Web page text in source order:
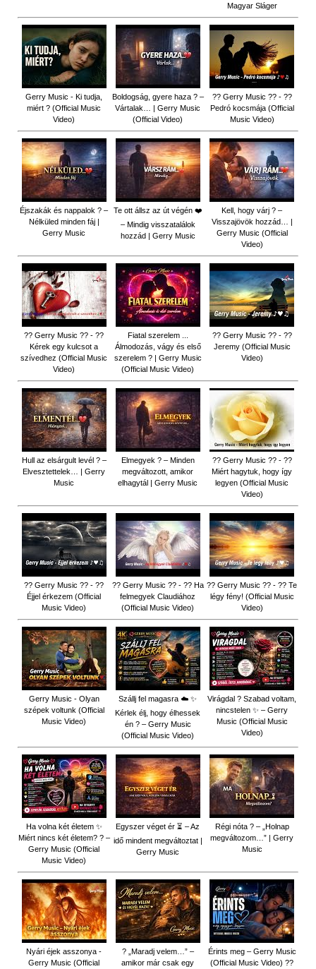
Magyar Sláger
Gerry Music - Ki tudja,
miért ? (Official Music
Video)
Boldogság, gyere haza ? –
Vártalak… | Gerry Music
(Official Video)
?? Gerry Music ?? - ??
Pedró kocsmája (Official
Music Video)
Éjszakák és nappalok ? –
Nélküled minden fáj |
Gerry Music
Te ott állsz az út végén ❤️
– Mindig visszatalálok
hozzád | Gerry Music
Kell, hogy várj ? –
Visszajövök hozzád… |
Gerry Music (Official
Video)
?? Gerry Music ?? - ??
Kérek egy kulcsot a
szívedhez (Official Music
Video)
Fiatal szerelem ...
Álmodozás, vágy és első
szerelem ? | Gerry Music
(Official Music Video)
?? Gerry Music ?? - ??
Jeremy (Official Music
Video)
Hull az elsárgult levél ? –
Elvesztettelek… | Gerry
Music
Elmegyek ? – Minden
megváltozott, amikor
elhagytál | Gerry Music
?? Gerry Music ?? - ??
Miért hagytuk, hogy így
legyen (Official Music
Video)
?? Gerry Music ?? - ??
Éjjel érkezem (Official
Music Video)
?? Gerry Music ?? - ?? Ha
felmegyek Claudiához
(Official Music Video)
?? Gerry Music ?? - ?? Te
légy fény! (Official Music
Video)
Gerry Music - Olyan
szépek voltunk (Official
Music Video)
Szállj fel magasra ☁️ ✨
Kérlek élj, hogy élhessek
én ? – Gerry Music
(Official Music Video)
Virágdal ? Szabad voltam,
nincstelen ✨ – Gerry
Music (Official Music
Video)
Ha volna két életem ✨
Miért nincs két életem? ? –
Gerry Music (Official
Music Video)
Egyszer véget ér ⏳ – Az
idő mindent megváltoztat |
Gerry Music
Régi nóta ? – „Holnap
megváltozom…” | Gerry
Music
Nyári éjek asszonya -
Gerry Music (Official
? „Maradj velem…” –
amikor már csak egy
Érints meg – Gerry Music
(Official Music Video) ??